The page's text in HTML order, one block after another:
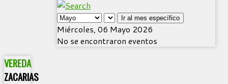
Ir al mes específico
Miércoles, 06 Mayo 2026
No se encontraron eventos
VEREDA
ZACARIAS